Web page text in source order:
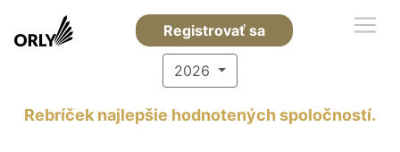
Registrovať sa
2026
Rebríček najlepšie hodnotených spoločností.